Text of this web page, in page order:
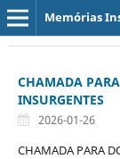
Memórias
CHAMADA
INSURGENTES
2026-01-26
CHAMADA PARA